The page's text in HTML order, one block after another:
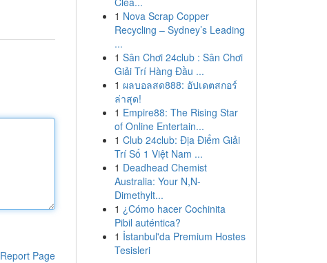
Report Page
1 Nova Scrap Copper
Recycling – Sydney’s Leading
...
1 Sân Chơi 24club : Sân Chơi
Giải Trí Hàng Đầu ...
1 ผลบอลสด888: อัปเดตสกอร์
ล่าสุด!
1 Empire88: The Rising Star
of Online Entertain...
1 Club 24club: Địa Điểm Giải
Trí Số 1 Việt Nam ...
1 Deadhead Chemist
Australia: Your N,N-
Dimethylt...
1 ¿Cómo hacer Cochinita
Pibil auténtica?
1 İstanbul'da Premium Hostes
Tesisleri